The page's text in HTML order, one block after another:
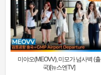
미야오(MEOVV), 미모가 넘사벽 (출
국)[뉴스엔TV]